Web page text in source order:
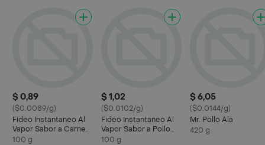
$ 0,89
($0.0089/g)
Fideo Instantaneo Al
Vapor Sabor a Carne
Wokies
100 g
$ 1,02
($0.0102/g)
Fideo Instantaneo Al
Vapor Sabor a Pollo
Wokies
100 g
$ 6,05
($0.0144/g)
Mr. Pollo Ala
420 g